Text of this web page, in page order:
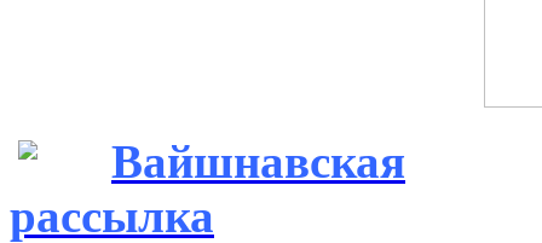
Вайшнавская
рассылка